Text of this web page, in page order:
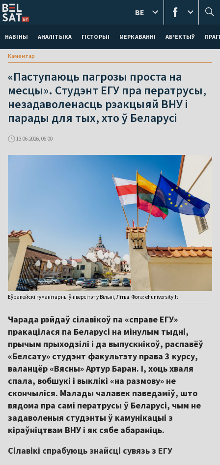
НАВІНЫ АНАЛІТЫКА ГІСТОРЫІ МЕРКАВАННI АБ'ЕКТЫЎ
BE
Каментар
«Паступаюць пагрозы проста на
месцы». Студэнт ЕГУ пра ператрусы,
незадаволенасць рэакцыяй ВНУ і
парады для тых, хто ў Беларусі
13.06.2026, 06:00
Еўрапейскі гуманітарны ўніверсітэт у Вільні, Літва. Фота: ehuniversity.lt
Чарада рэйдаў сілавікоў па «справе ЕГУ»
пракацілася па Беларусі на мінулым тыдні,
прычым прыходзілі і да выпускнікоў, распавёў
«Белсату» студэнт факультэту права 3 курсу,
валанцёр «Вясны» Артур Баран. І, хоць хваля
спала, вобшукі і выклікі «на размову» не
скончыліся. Малады чалавек паведаміў, што
вядома пра самі ператрусы ў Беларусі, чым не
задаволеныя студэнты ў камунікацыі з
кіраўніцтвам ВНУ і як сябе абараніць.
Сілавікі спрабуюць знайсці сувязь з ЕГУ